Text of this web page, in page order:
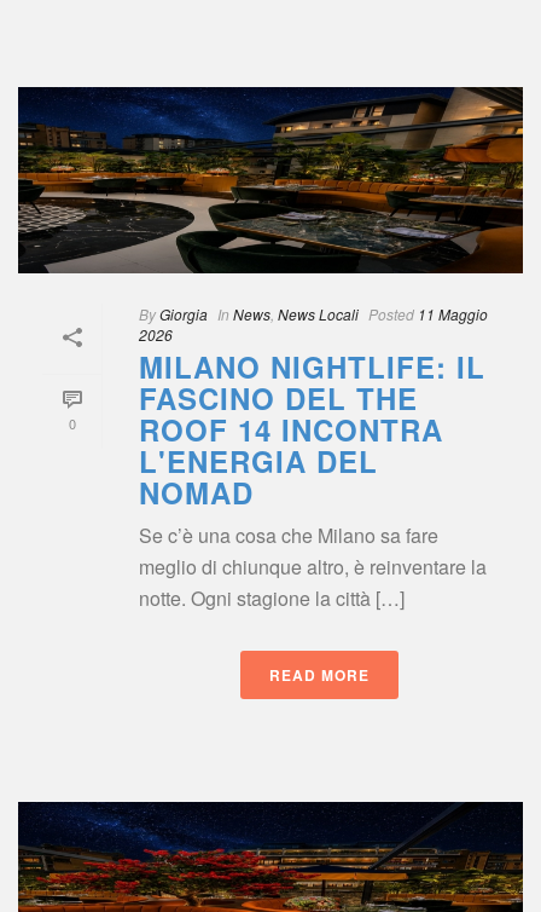
0
ByGiorgia In New News Locali Posted 11 Maggio
2026
MILANO NIGHTLIFE: IL
FASCINO DEL THE
ROOF 14 INCONTRA
L'ENERGIA DEL
NOMAD
Se c’è una cosa che Milano sa fare
meglio di chiunque altro, è reinventare la
notte. Ogni stagione la città […]
READ MORE